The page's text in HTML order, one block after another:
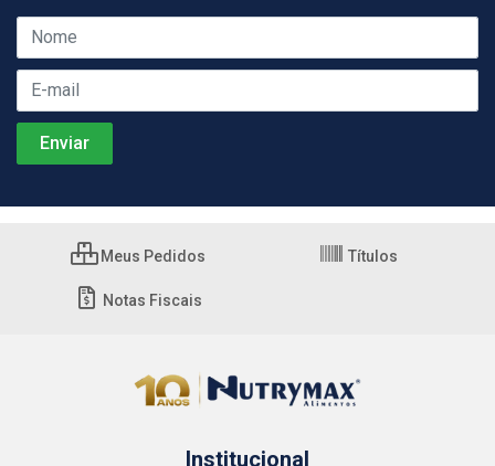
Meus Pedidos Títulos
Notas Fiscais
Institucional